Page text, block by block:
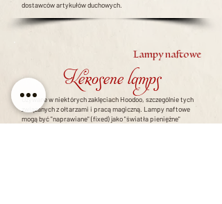
dostawców artykułów duchowych.
Lampy naftowe
Kerosene lamps
Używane w niektórych zaklęciach Hoodoo, szczególnie tych
związanych z ołtarzami i pracą magiczną. Lampy naftowe
mogą być "naprawiane" (fixed) jako "światła pieniężne"